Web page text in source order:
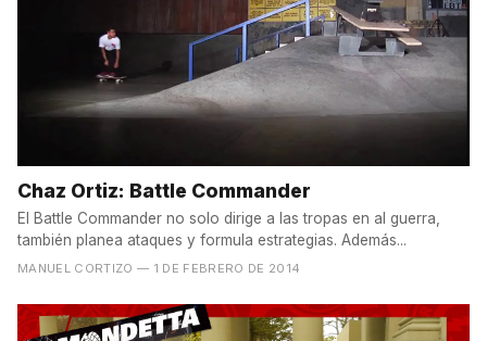
Chaz Ortiz: Battle Commander
El Battle Commander no solo dirige a las tropas en al guerra,
también planea ataques y formula estrategias. Además...
MANUEL CORTIZO — 1 DE FEBRERO DE 2014